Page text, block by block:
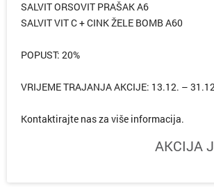
SALVIT ORSOVIT PRAŠAK A6
SALVIT VIT C + CINK ŽELE BOMB A60
POPUST: 20%
VRIJEME TRAJANJA AKCIJE: 13.12. –
Kontaktirajte nas za više informacija.
AKCIJA